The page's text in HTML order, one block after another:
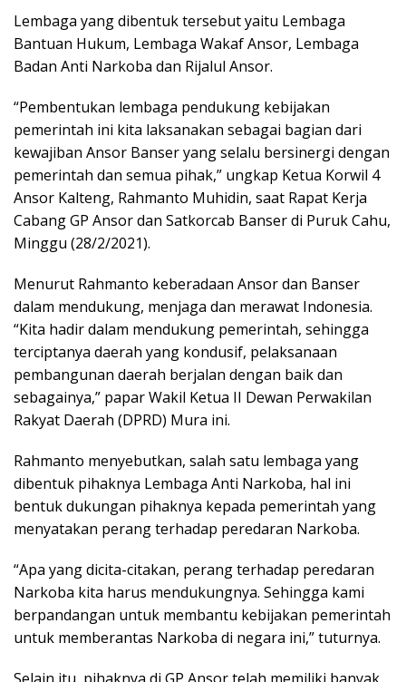
Lembaga yang dibentuk tersebut yaitu Lembaga
Bantuan Hukum, Lembaga Wakaf Ansor, Lembaga
Badan Anti Narkoba dan Rijalul Ansor.
“Pembentukan lembaga pendukung kebijakan
pemerintah ini kita laksanakan sebagai bagian dari
kewajiban Ansor Banser yang selalu bersinergi dengan
pemerintah dan semua pihak,” ungkap Ketua Korwil 4
Ansor Kalteng, Rahmanto Muhidin, saat Rapat Kerja
Cabang GP Ansor dan Satkorcab Banser di Puruk Cahu,
Minggu (28/2/2021).
Menurut Rahmanto keberadaan Ansor dan Banser
dalam mendukung, menjaga dan merawat Indonesia.
“Kita hadir dalam mendukung pemerintah, sehingga
terciptanya daerah yang kondusif, pelaksanaan
pembangunan daerah berjalan dengan baik dan
sebagainya,” papar Wakil Ketua II Dewan Perwakilan
Rakyat Daerah (DPRD) Mura ini.
Rahmanto menyebutkan, salah satu lembaga yang
dibentuk pihaknya Lembaga Anti Narkoba, hal ini
bentuk dukungan pihaknya kepada pemerintah yang
menyatakan perang terhadap peredaran Narkoba.
“Apa yang dicita-citakan, perang terhadap peredaran
Narkoba kita harus mendukungnya. Sehingga kami
berpandangan untuk membantu kebijakan pemerintah
untuk memberantas Narkoba di negara ini,” tuturnya.